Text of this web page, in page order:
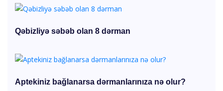
Qəbizliyə səbəb olan 8 dərman
Aptekiniz bağlanarsa dərmanlarınıza nə olur?